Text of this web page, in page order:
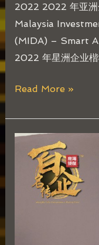
2022 2022 年亚洲
Malaysia
(MIDA) – Smart
2022 年星洲企业
Read More »